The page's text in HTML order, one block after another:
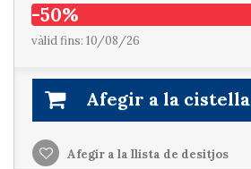
-50%
vàlid fins: 10/08/26
Afegir a la cistella
Afegir a la llista de desitjos